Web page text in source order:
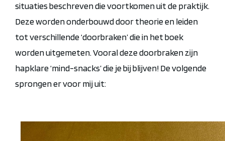
situaties beschreven die voortkomen uit de praktijk.
Deze worden onderbouwd door theorie en leiden
tot verschillende ‘doorbraken’ die in het boek
worden uitgemeten. Vooral deze doorbraken zijn
hapklare ‘mind-snacks’ die je bij blijven! De volgende
sprongen er voor mij uit: